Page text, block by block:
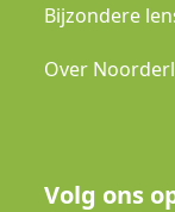
Bijzondere
Over
Volg ons